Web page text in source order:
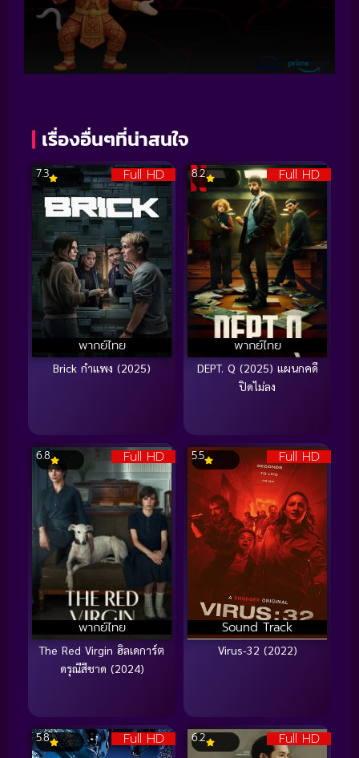
เรื่องอื่นๆที่น่าสนใจ
Full HD
พากย์ไทย
7.3
Brick กำแพง (2025)
Full HD
พากย์ไทย
8.2
DEPT. Q (2025) แผนกคดี
ปิดไม่ลง
Full HD
พากย์ไทย
6.8
The Red Virgin ฮิลเดการ์ต
ดรุณีสีชาด (2024)
Full HD
Sound Track
5.5
Virus-32 (2022)
Full HD
5.8 Full HD
6.2